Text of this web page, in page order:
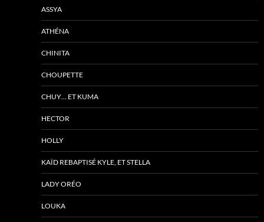
ASSYA
ATHÉNA
CHINITA
CHOUPETTE
CHUY… ET KUMA
HECTOR
HOLLY
KAÏD REBAPTISÉ KYLE, ET STELLA
LADY ORÉO
LOUKA